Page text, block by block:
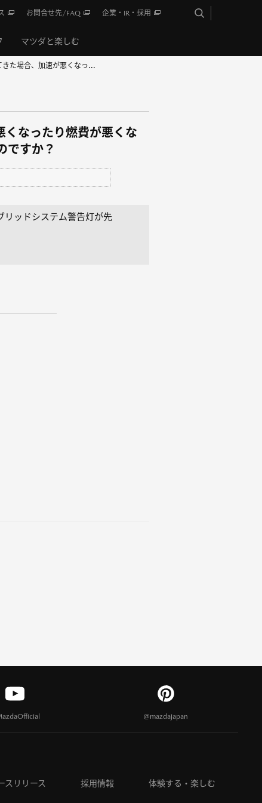
マツダと楽しむ
お問合せ先/FAQ 企業・IR・採用
た場合、加速が悪くなっ...
くなったり燃費が悪くな
ですか？
リッドシステム警告灯が先
@mazdajapan
スリリース 採用情報 体験する・楽しむ